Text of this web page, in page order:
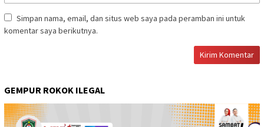
Simpan nama, email, dan situs web saya pada peramban ini untuk
komentar saya berikutnya.
GEMPUR ROKOK ILEGAL